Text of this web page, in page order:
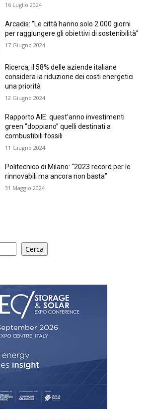
16 Luglio 2024
Arcadis: “Le città hanno solo 2.000 giorni
per raggiungere gli obiettivi di sostenibilità”
17 Giugno 2024
Ricerca, il 58% delle aziende italiane
considera la riduzione dei costi energetici
una priorità
12 Giugno 2024
Rapporto AIE: quest’anno investimenti
green “doppiano” quelli destinati a
combustibili fossili
11 Giugno 2024
Politecnico di Milano: “2023 record per le
rinnovabili ma ancora non basta”
31 Maggio 2024
Cerca